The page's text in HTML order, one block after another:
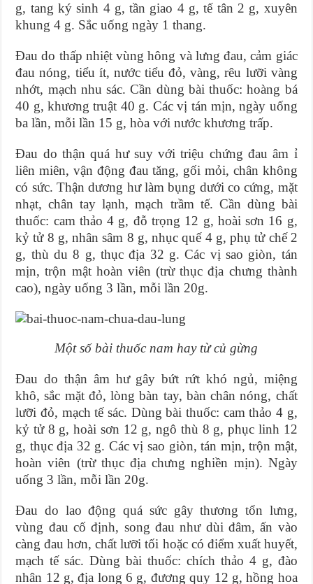
g, tang ký sinh 4 g, tần giao 4 g, tế tân 2 g, xuyên
khung 4 g. Sắc uống ngày 1 thang.
Đau do thấp nhiệt vùng hông và lưng đau, cảm giác
đau nóng, tiểu ít, nước tiểu đỏ, vàng, rêu lưỡi vàng
nhớt, mạch nhu sác. Cần dùng bài thuốc: hoàng bá
40 g, khương truật 40 g. Các vị tán mịn, ngày uống
ba lần, mỗi lần 15 g, hòa với nước khương trấp.
Đau do thận quá hư suy với triệu chứng đau âm ỉ
liên miên, vận động đau tăng, gối mỏi, chân không
có sức. Thận dương hư làm bụng dưới co cứng, mặt
nhạt, chân tay lạnh, mạch trầm tế. Cần dùng bài
thuốc: cam thảo 4 g, đỗ trọng 12 g, hoài sơn 16 g,
kỷ tử 8 g, nhân sâm 8 g, nhục quế 4 g, phụ tử chế 2
g, thù du 8 g, thục địa 32 g. Các vị sao giòn, tán
mịn, trộn mật hoàn viên (trừ thục địa chưng thành
cao), ngày uống 3 lần, mỗi lần 20g.
Một số bài thuốc nam hay từ củ gừng
Đau do thận âm hư gây bứt rứt khó ngủ, miệng
khô, sắc mặt đỏ, lòng bàn tay, bàn chân nóng, chất
lưỡi đỏ, mạch tế sác. Dùng bài thuốc: cam thảo 4 g,
kỷ tử 8 g, hoài sơn 12 g, ngô thù 8 g, phục linh 12
g, thục địa 32 g. Các vị sao giòn, tán mịn, trộn mật,
hoàn viên (trừ thục địa chưng nghiền mịn). Ngày
uống 3 lần, mỗi lần 20g.
Đau do lao động quá sức gây thương tổn lưng,
vùng đau cố định, song đau như dùi đâm, ấn vào
càng đau hơn, chất lưỡi tối hoặc có điểm xuất huyết,
mạch tế sác. Dùng bài thuốc: chích thảo 4 g, đào
nhân 12 g, địa long 6 g, đương quy 12 g, hồng hoa